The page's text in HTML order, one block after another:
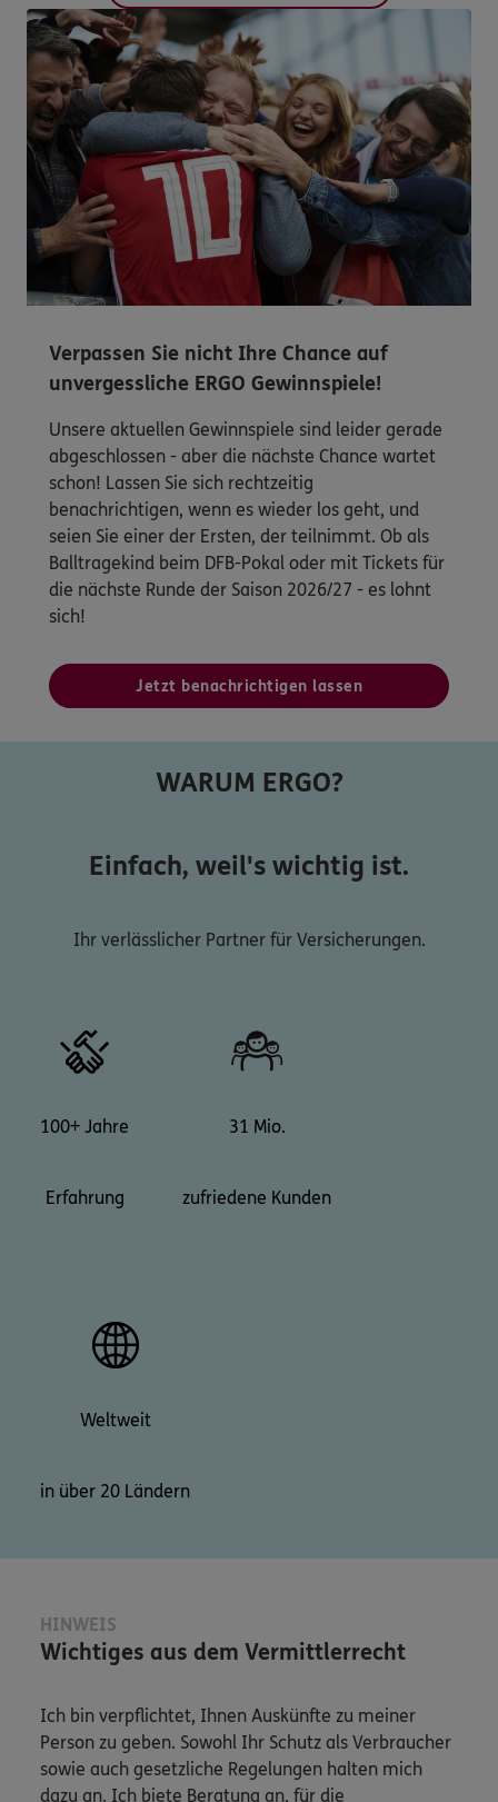
Verpassen Sie nicht Ihre Chance auf
unvergessliche ERGO Gewinnspiele!
Unsere aktuellen Gewinnspiele sind leider gerade
abgeschlossen - aber die nächste Chance wartet
schon! Lassen Sie sich rechtzeitig
benachrichtigen, wenn es wieder los geht, und
seien Sie einer der Ersten, der teilnimmt. Ob als
Balltragekind beim DFB-Pokal oder mit Tickets für
die nächste Runde der Saison 2026/27 - es lohnt
sich!
Jetzt benachrichtigen lassen
WARUM ERGO?
Einfach, weil's wichtig ist.
Ihr verlässlicher Partner für Versicherungen.
100+ Jahre
Erfahrung
31 Mio.
zufriedene Kunden
Weltweit
in über 20 Ländern
HINWEIS
Wichtiges aus dem Vermittlerrecht
Ich bin verpflichtet, Ihnen Auskünfte zu meiner
Person zu geben. Sowohl Ihr Schutz als Verbraucher
sowie auch gesetzliche Regelungen halten mich
dazu an. Ich biete Beratung an, für die